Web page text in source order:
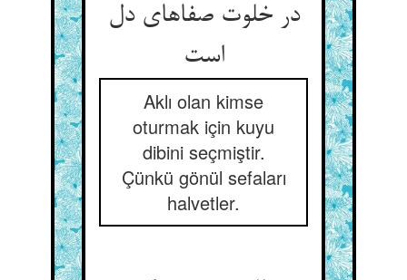
در خلوت صفاهای دل
است‌‌
Aklı olan kimse
oturmak için kuyu
dibini seçmiştir.
Çünkü gönül sefaları
halvetler.